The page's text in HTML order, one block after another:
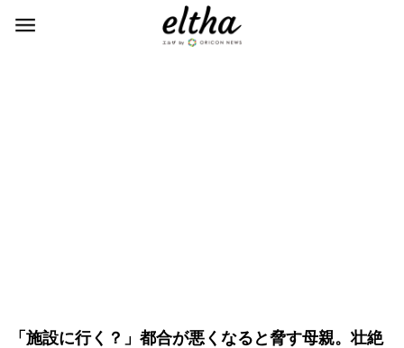
「施設に行く？」都合が悪くなると脅す母親。壮絶